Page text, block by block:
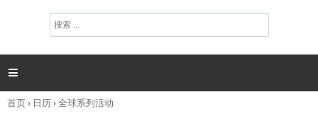
搜
索

你
首页› 日历›全球系列活动